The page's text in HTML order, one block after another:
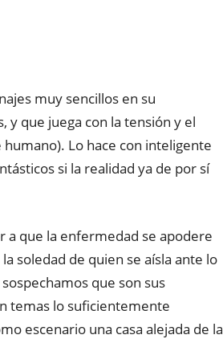
muy sencillos en su
y que juega con la tensión y el
Lo hace con inteligente
si la realidad ya de por sí
a que la enfermedad se apodere
soledad de quien se aísla ante lo
que son sus
temas lo suficientemente
escenario una casa alejada de la